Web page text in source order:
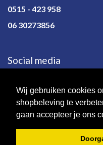
Wij gebruiken cookies
shopbeleving te
gaan accepteer je ons
0515 - 423 958
06 30273856
Social media